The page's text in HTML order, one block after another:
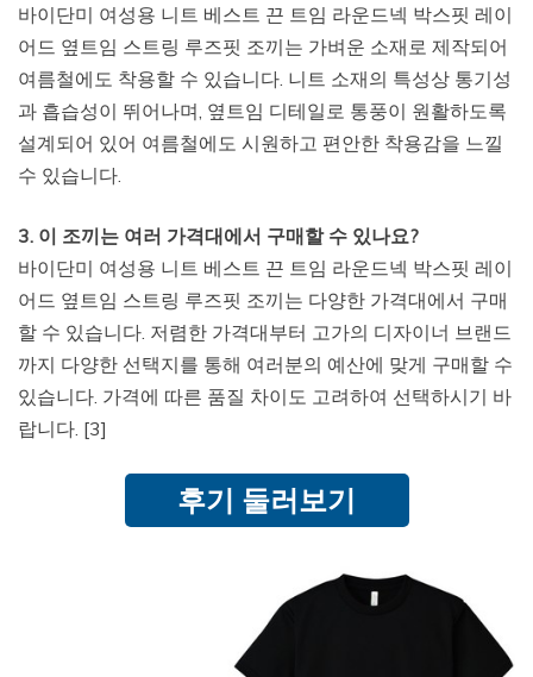
바이단미 여성용 니트 베스트 끈 트임 라운드넥 박스핏 레이
어드 옆트임 스트링 루즈핏 조끼는 가벼운 소재로 제작되어
여름철에도 착용할 수 있습니다. 니트 소재의 특성상 통기성
과 흡습성이 뛰어나며, 옆트임 디테일로 통풍이 원활하도록
설계되어 있어 여름철에도 시원하고 편안한 착용감을 느낄
수 있습니다.
3. 이 조끼는 여러 가격대에서 구매할 수 있나요?
바이단미 여성용 니트 베스트 끈 트임 라운드넥 박스핏 레이
어드 옆트임 스트링 루즈핏 조끼는 다양한 가격대에서 구매
할 수 있습니다. 저렴한 가격대부터 고가의 디자이너 브랜드
까지 다양한 선택지를 통해 여러분의 예산에 맞게 구매할 수
있습니다. 가격에 따른 품질 차이도 고려하여 선택하시기 바
랍니다. [3]
후기 둘러보기